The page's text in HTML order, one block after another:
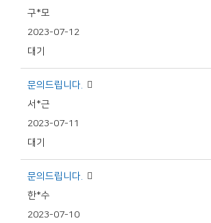
구*모
2023-07-12
대기
문의드립니다.
서*근
2023-07-11
대기
문의드립니다.
한*수
2023-07-10